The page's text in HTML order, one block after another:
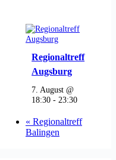
Regionaltreff
Augsburg
7. August @
18:30 - 23:30
« Regionaltreff
Balingen